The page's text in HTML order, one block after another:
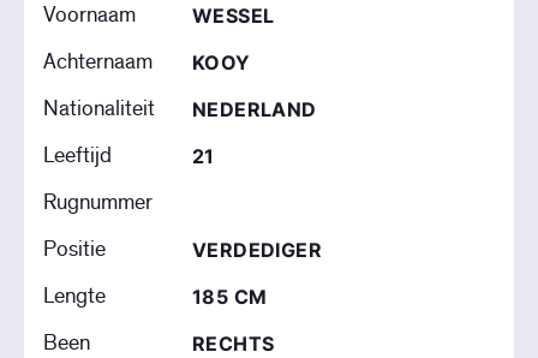
Voornaam WESSEL
Achternaam KOOY
Nationaliteit NEDERLAND
Leeftijd 21
Rugnummer
Positie
VERDEDIGER
Lengte 185 CM
Been RECHTS